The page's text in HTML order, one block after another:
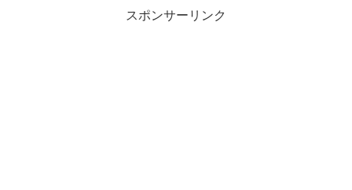
スポンサーリンク